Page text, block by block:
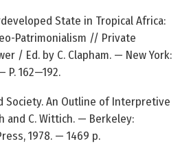
State in Tropical Africa:
Patrimonialism // Private
/ Ed. by C. Clapham. — New York:
P. 162—192.
Society. An Outline of Interpretive
and C. Wittich. — Berkeley:
1978. — 1469 p.